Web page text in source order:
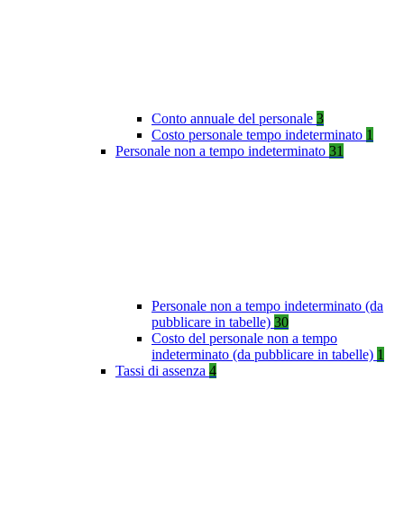
Conto annuale del personale 3
Costo personale tempo indeterminato 1
Personale non a tempo indeterminato 31
Personale non a tempo indeterminato (da
pubblicare in tabelle) 30
Costo del personale non a tempo
indeterminato (da pubblicare in tabelle) 1
Tassi di assenza 4